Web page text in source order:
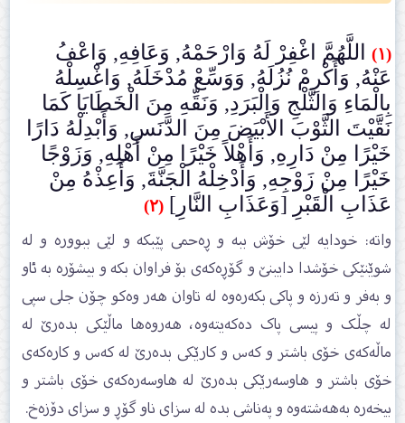
(١)
اللَّهُمَّ اغْفِرْ لَهُ وَارْحَمْهُ, وَعَافِهِ, وَاعْفُ
عَنْهُ, وَأَكْرِمْ نُزُلَهُ, وَوَسِّعْ مُدْخَلَهُ, وَاغْسِلْهُ
بِالْمَاءِ وَالثَّلْجِ وَالْبَرَدِ, وَنَقِّهِ مِنَ الْخَطَايَا كَمَا
نَقَّيْتَ الثَّوْبَ الأَبْيَضَ مِنَ الدَّنَسِ, وَأَبْدِلْهُ دَارًا
خَيْرًا مِنْ دَارِهِ, وَأَهْلاً خَيْرًا مِنْ أَهْلِهِ, وَزَوْجًا
خَيْرًا مِنْ زَوْجِهِ, وَأَدْخِلْهُ الْجَنَّةَ, وَأَعِذْهُ مِنْ
عَذَابِ الْقَبْرِ [وَعَذَابِ النَّارِ](٢)
واتە: خودایە لێی خۆش ببە و ڕەحمی پێبکە و لێی ببوورە و لە
شوێنێکی خۆشدا دایبنێ و گۆڕەکەی بۆ فراوان بکە و بیشۆرە بە ئاو
و بەفر و تەرزە و پاکی بکەرەوە لە تاوان ھەر وەکو چۆن جلی سپی
لە چڵک و پیسی پاک دەکەیتەوە، ھەروەھا ماڵێکی بدەرێ لە
ماڵەکەی خۆی باشتر و کەس و کارێکی بدەرێ لە کەس و کارەکەی
خۆی باشتر و ھاوسەرێکی بدەرێ لە ھاوسەرەکەی خۆی باشتر و
بیخەرە بەھەشتەوە و پەناشی بدە لە سزای ناو گۆڕ و سزای دۆزەخ.